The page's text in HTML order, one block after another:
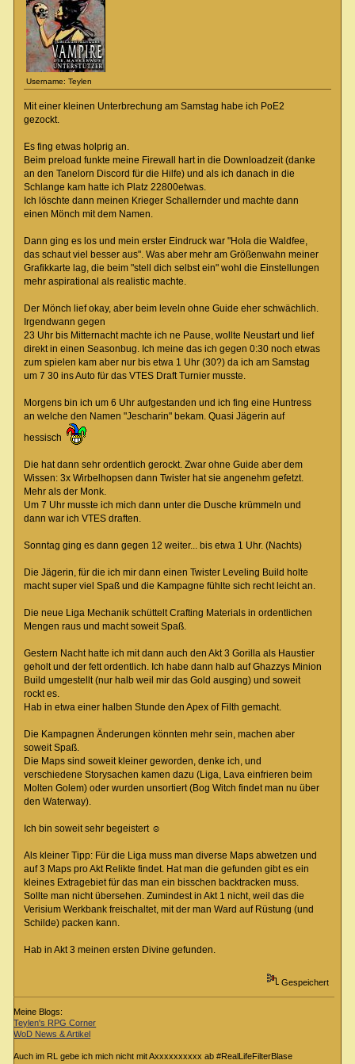
Username: Teylen
Mit einer kleinen Unterbrechung am Samstag habe ich PoE2
gezockt.
Es fing etwas holprig an.
Beim preload funkte meine Firewall hart in die Downloadzeit (danke
an den Tanelorn Discord für die Hilfe) und als ich danach in die
Schlange kam hatte ich Platz 22800etwas.
Ich löschte dann meinen Krieger Schallernder und machte dann
einen Mönch mit dem Namen.
Dann ging es los und mein erster Eindruck war "Hola die Waldfee,
das schaut viel besser aus". Was aber mehr am Größenwahn meiner
Grafikkarte lag, die beim "stell dich selbst ein" wohl die Einstellungen
mehr aspirational als realistic machte.
Der Mönch lief okay, aber beim leveln ohne Guide eher schwächlich.
Irgendwann gegen
23 Uhr bis Mitternacht machte ich ne Pause, wollte Neustart und lief
direkt in einen Seasonbug. Ich meine das ich gegen 0:30 noch etwas
zum spielen kam aber nur bis etwa 1 Uhr (30?) da ich am Samstag
um 7 30 ins Auto für das VTES Draft Turnier musste.
Morgens bin ich um 6 Uhr aufgestanden und ich fing eine Huntress
an welche den Namen "Jescharin" bekam. Quasi Jägerin auf
hessisch
Die hat dann sehr ordentlich gerockt. Zwar ohne Guide aber dem
Wissen: 3x Wirbelhopsen dann Twister hat sie angenehm gefetzt.
Mehr als der Monk.
Um 7 Uhr musste ich mich dann unter die Dusche krümmeln und
dann war ich VTES draften.
Sonntag ging es dann gegen 12 weiter... bis etwa 1 Uhr. (Nachts)
Die Jägerin, für die ich mir dann einen Twister Leveling Build holte
macht super viel Spaß und die Kampagne fühlte sich recht leicht an.
Die neue Liga Mechanik schüttelt Crafting Materials in ordentlichen
Mengen raus und macht soweit Spaß.
Gestern Nacht hatte ich mit dann auch den Akt 3 Gorilla als Haustier
geholt und der fett ordentlich. Ich habe dann halb auf Ghazzys Minion
Build umgestellt (nur halb weil mir das Gold ausging) und soweit
rockt es.
Hab in etwa einer halben Stunde den Apex of Filth gemacht.
Die Kampagnen Änderungen könnten mehr sein, machen aber
soweit Spaß.
Die Maps sind soweit kleiner geworden, denke ich, und
verschiedene Storysachen kamen dazu (Liga, Lava einfrieren beim
Molten Golem) oder wurden unsortiert (Bog Witch findet man nu über
den Waterway).
Ich bin soweit sehr begeistert ☺️
Als kleiner Tipp: Für die Liga muss man diverse Maps abwetzen und
auf 3 Maps pro Akt Relikte findet. Hat man die gefunden gibt es ein
kleines Extragebiet für das man ein bisschen backtracken muss.
Sollte man nicht übersehen. Zumindest in Akt 1 nicht, weil das die
Verisium Werkbank freischaltet, mit der man Ward auf Rüstung (und
Schilde) packen kann.
Hab in Akt 3 meinen ersten Divine gefunden.
Gespeichert
Meine Blogs:
Teylen's RPG Corner
WoD News & Artikel
Auch im RL gebe ich mich nicht mit Axxxxxxxxxx ab #RealLifeFilterBlase